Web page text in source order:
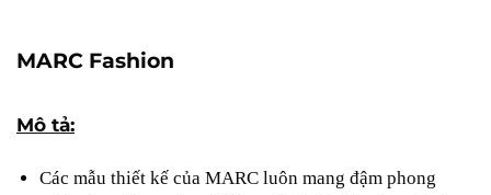
MARC Fashion
Mô tả:
Các mẫu thiết kế của MARC luôn mang đậm phong